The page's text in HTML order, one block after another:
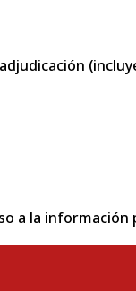
a la información